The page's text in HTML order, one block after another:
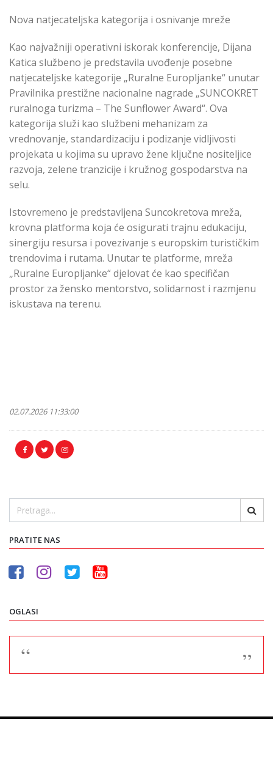
Nova natjecateljska kategorija i osnivanje mreže
Kao najvažniji operativni iskorak konferencije, Dijana
Katica službeno je predstavila uvođenje posebne
natjecateljske kategorije „Ruralne Europljanke“ unutar
Pravilnika prestižne nacionalne nagrade „SUNCOKRET
ruralnoga turizma – The Sunflower Award“. Ova
kategorija služi kao službeni mehanizam za
vrednovanje, standardizaciju i podizanje vidljivosti
projekata u kojima su upravo žene ključne nositeljice
razvoja, zelene tranzicije i kružnog gospodarstva na
selu.
Istovremeno je predstavljena Suncokretova mreža,
krovna platforma koja će osigurati trajnu edukaciju,
sinergiju resursa i povezivanje s europskim turističkim
trendovima i rutama. Unutar te platforme, mreža
„Ruralne Europljanke“ djelovat će kao specifičan
prostor za žensko mentorstvo, solidarnost i razmjenu
iskustava na terenu.
02.07.2026 11:33:00
PRATITE NAS
OGLASI